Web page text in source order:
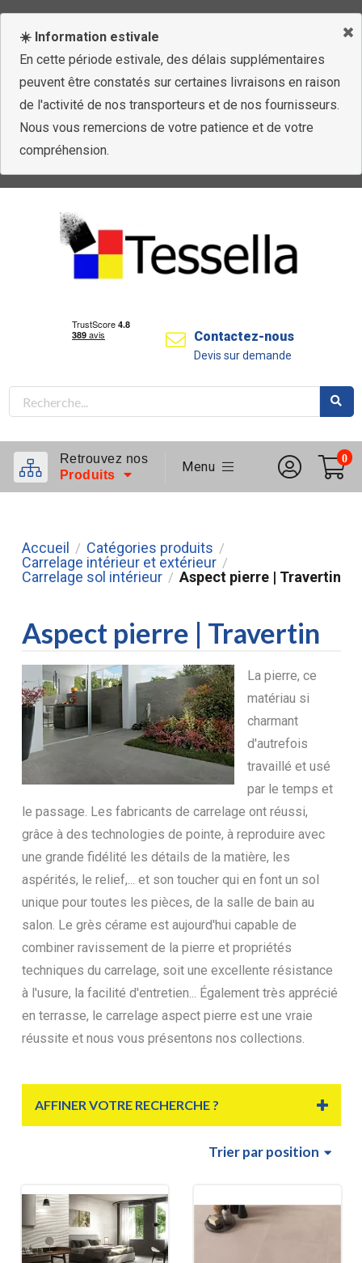
☀️ Information estivale
En cette période estivale, des délais supplémentaires
peuvent être constatés sur certaines livraisons en raison
de l'activité de nos transporteurs et de nos fournisseurs.
Nous vous remercions de votre patience et de votre
compréhension.
Contactez-nous
Devis sur demande
Retrouvez nos
Produits
Menu
0
Accueil / Catégories produits /
Carrelage intérieur et extérieur /
Carrelage sol intérieur / Aspect pierre | Travertin
Aspect pierre | Travertin
La pierre, ce
matériau si
charmant
d'autrefois
travaillé et usé
par le temps et
le passage. Les fabricants de carrelage ont réussi,
grâce à des technologies de pointe, à reproduire avec
une grande fidélité les détails de la matière, les
aspérités, le relief,... et son toucher qui en font un sol
unique pour toutes les pièces, de la salle de bain au
salon. Le grès cérame est aujourd'hui capable de
combiner ravissement de la pierre et propriétés
techniques du carrelage, soit une excellente résistance
à l'usure, la facilité d'entretien... Également très apprécié
en terrasse, le carrelage aspect pierre est une vraie
réussite et nous vous présentons nos collections.
AFFINER VOTRE RECHERCHE ?
Trierpar position